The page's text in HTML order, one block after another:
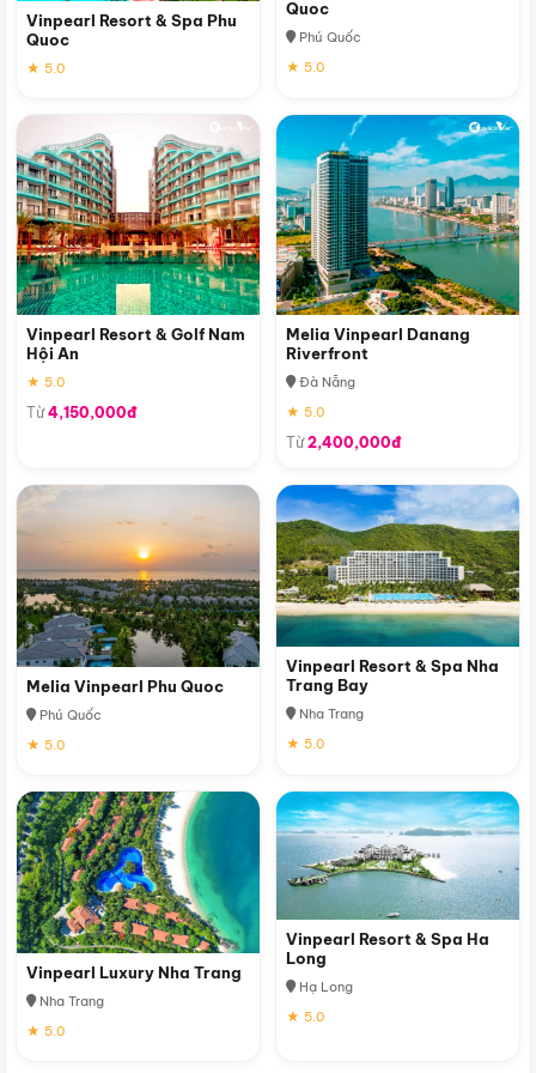
Vinpearl Resort & Spa Phu
Quoc
★ 5.0
Quoc
Phú Quốc
★ 5.0
Vinpearl Resort & Golf Nam
Hội An
★ 5.0
Từ4,150,000đ
Melia Vinpearl Danang
Riverfront
Đà Nẵng
★ 5.0
Từ2,400,000đ
Melia Vinpearl Phu Quoc
Phú Quốc
★ 5.0
Vinpearl Resort & Spa Nha
Trang Bay
Nha Trang
★ 5.0
Vinpearl Luxury Nha Trang
Nha Trang
★ 5.0
Vinpearl Resort & Spa Ha
Long
Hạ Long
★ 5.0